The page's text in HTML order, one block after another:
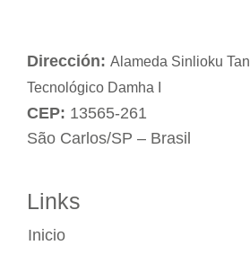
Dirección: Alameda Sinlioku
Tecnológico Damha I
CEP: 13565-261
São Carlos/SP – Brasil
Links
Inicio